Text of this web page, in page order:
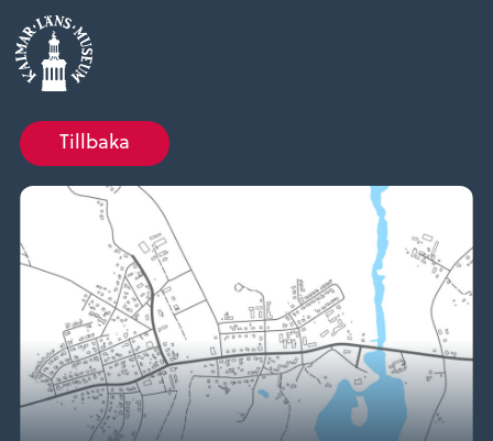
Tillbaka